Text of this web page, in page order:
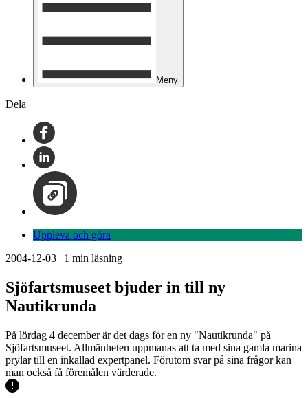
Meny
Dela
Uppleva och göra
2004-12-03 | 1 min läsning
Sjöfartsmuseet bjuder in till ny
Nautikrunda
På lördag 4 december är det dags för en ny "Nautikrunda" på
Sjöfartsmuseet. Allmänheten uppmanas att ta med sina gamla marina
prylar till en inkallad expertpanel. Förutom svar på sina frågor kan
man också få föremålen värderade.